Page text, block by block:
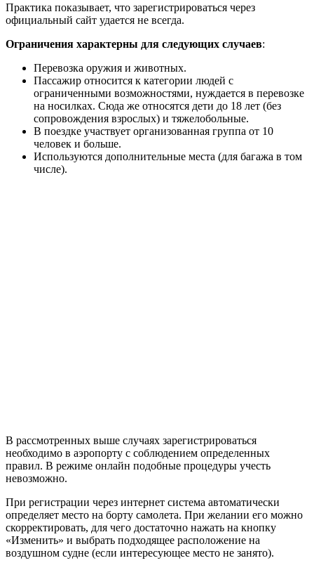
Практика показывает, что зарегистрироваться через
официальный сайт удается не всегда.
Ограничения характерны для следующих случаев:
Перевозка оружия и животных.
Пассажир относится к категории людей с
ограниченными возможностями, нуждается в перевозке
на носилках. Сюда же относятся дети до 18 лет (без
сопровождения взрослых) и тяжелобольные.
В поездке участвует организованная группа от 10
человек и больше.
Используются дополнительные места (для багажа в том
числе).
В рассмотренных выше случаях зарегистрироваться
необходимо в аэропорту с соблюдением определенных
правил. В режиме онлайн подобные процедуры учесть
невозможно.
При регистрации через интернет система автоматически
определяет место на борту самолета. При желании его можно
скорректировать, для чего достаточно нажать на кнопку
«Изменить» и выбрать подходящее расположение на
воздушном судне (если интересующее место не занято).